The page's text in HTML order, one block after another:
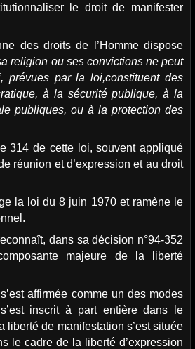
le droit de manifester
des droits de l’Homme dispose
religion ou ses convictions ne peut
prévues par la loi,constituent des
à la sécurité publique, à la
publiques, ou à la protection des
314 de cette loi, souvent appliqué
réunion et d’expression et au droit
la loi du 8 juin 1970 et ramène le
dans sa décision n°94-352
majeure de la liberté
affirmée comme un des modes
inscrit à part entière dans le
de manifestation s’est située
le cadre de la liberté d’expression